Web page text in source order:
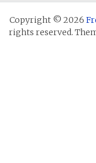
Copyright © 2026
rights reserved.